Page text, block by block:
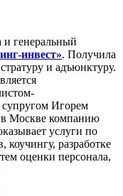
и генеральный
инвест». Получила
и адъюнктуру.
супругом Игорем
в Москве компанию
услуги по
разработке
оценки персонала,